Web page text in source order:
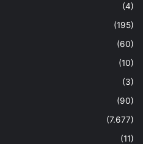
(4)
(195)
(60)
(10)
(3)
(90)
(7.677)
(11)